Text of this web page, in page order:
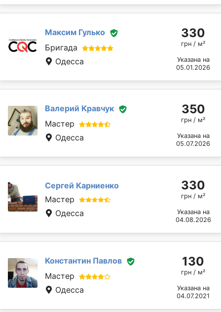
Максим Гулько
Бригада
Одесса
330
грн / м²
Указана на
05.01.2026
Валерий Кравчук
Мастер
Одесса
350
грн / м²
Указана на
05.07.2026
Сергей Карниенко
Мастер
Одесса
330
грн / м²
Указана на
04.08.2026
Константин Павлов
Мастер
Одесса
130
грн / м²
Указана на
04.07.2021